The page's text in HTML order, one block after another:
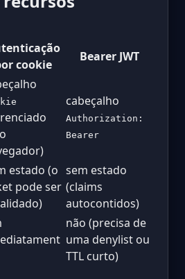
cookie
Bearer JWT
cabeçalho
Authorization:
Bearer
estado (o
pode ser
sem estado
(claims
autocontidos)
não (precisa de
uma denylist ou
TTL curto)